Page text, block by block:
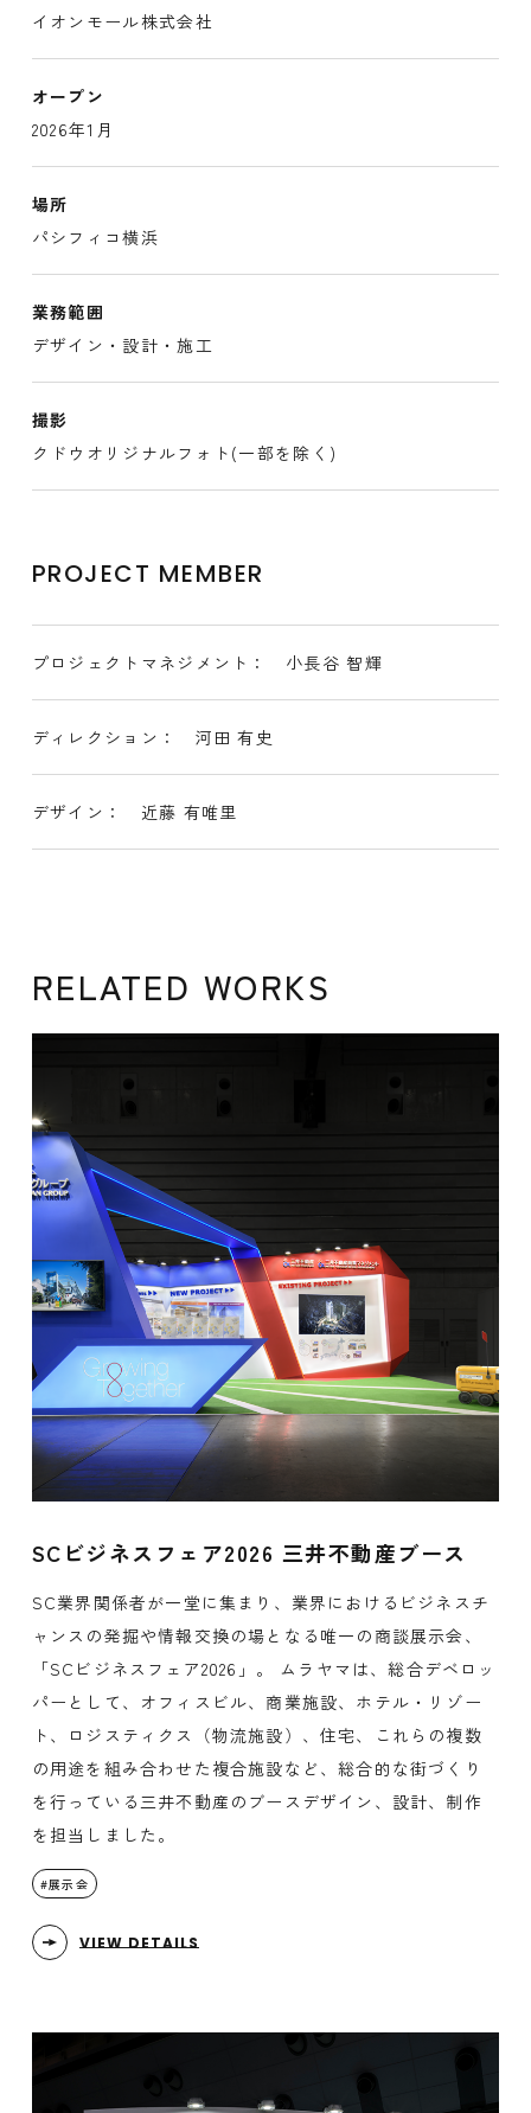
イオンモール株式会社
オープン
2026年1月
場所
パシフィコ横浜
業務範囲
デザイン・設計・施工
撮影
クドウオリジナルフォト(一部を除く)
PROJECT MEMBER
プロジェクトマネジメント： 小長谷 智輝
ディレクション： 河田 有史
デザイン： 近藤 有唯里
RELATED WORKS
SCビジネスフェア2026 三井不動産ブース
SC業界関係者が一堂に集まり、業界におけるビジネスチ
ャンスの発掘や情報交換の場となる唯一の商談展示会、
「SCビジネスフェア2026」。 ムラヤマは、総合デベロッ
パーとして、オフィスビル、商業施設、ホテル・リゾー
ト、ロジスティクス（物流施設）、住宅、これらの複数
の用途を組み合わせた複合施設など、総合的な街づくり
を行っている三井不動産のブースデザイン、設計、制作
を担当しました。
展示会
VIEW DETAILS